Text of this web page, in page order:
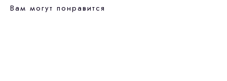
Вам могут понравится